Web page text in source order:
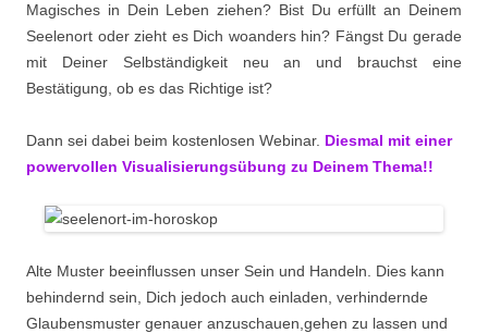
Magisches in Dein Leben ziehen? Bist Du erfüllt an Deinem
Seelenort oder zieht es Dich woanders hin? Fängst Du gerade
mit Deiner Selbständigkeit neu an und brauchst eine
Bestätigung, ob es das Richtige ist?
Dann sei dabei beim kostenlosen Webinar. Diesmal mit einer
powervollen Visualisierungsübung zu Deinem Thema!!
Alte Muster beeinflussen unser Sein und Handeln. Dies kann
behindernd sein, Dich jedoch auch einladen, verhindernde
Glaubensmuster genauer anzuschauen,gehen zu lassen und